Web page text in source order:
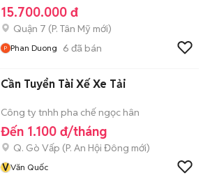
15.700.000 đ
Quận 7 (P. Tân Mỹ mới)
Phan Duong 6 đã bán
Cần Tuyển Tài Xế Xe Tải
Công ty tnhh pha chế ngọc hân
Đến 1.100 đ/tháng
Q. Gò Vấp (P. An Hội Đông mới)
VVăn Quốc